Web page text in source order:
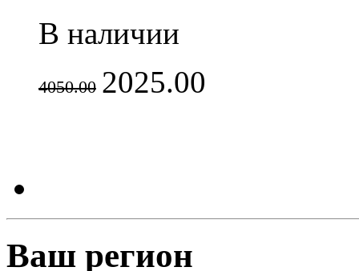
В наличии
4050.00 2025.00
Ваш регион